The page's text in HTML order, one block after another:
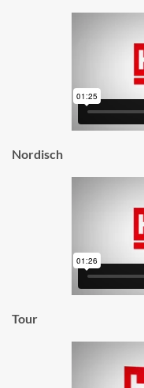
Nordisch
Tour